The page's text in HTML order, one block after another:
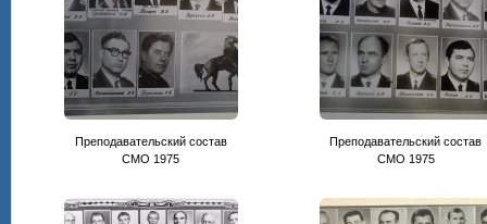
Преподавательский состав
CМО 1975
Преподавательский состав
СМО 1975